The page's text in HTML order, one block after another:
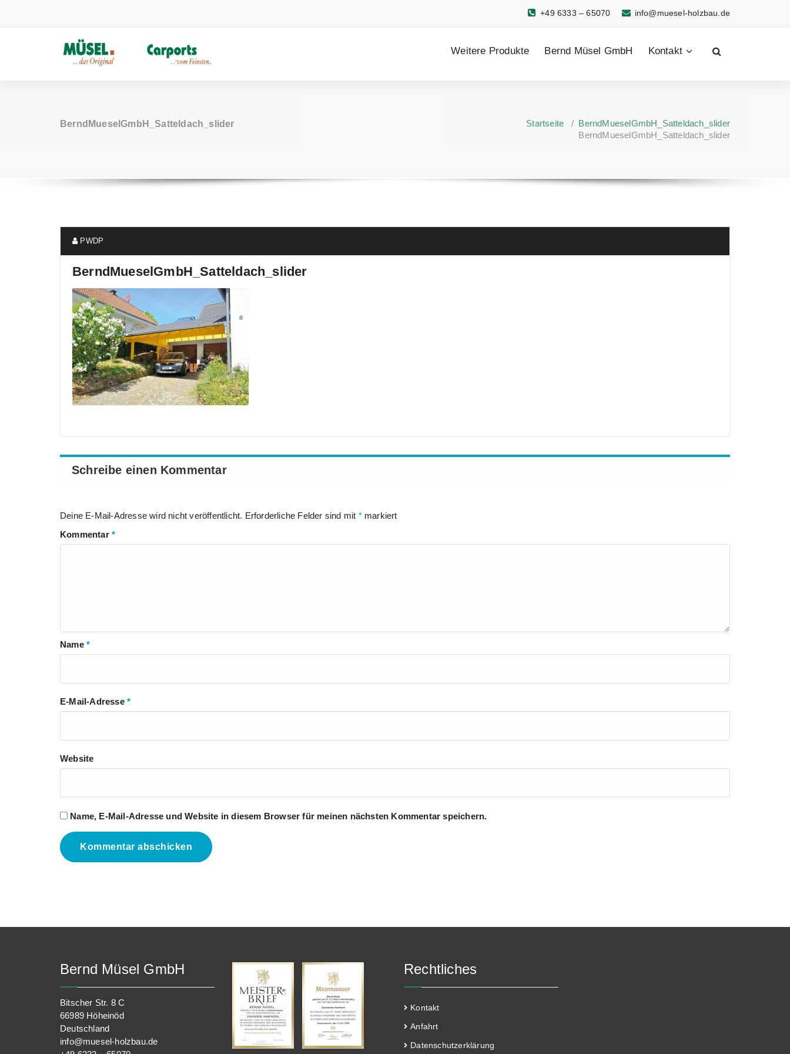
springen
info@muesel-holzbau.de
+49 6333 – 65070
Weitere Produkte Bernd Müsel GmbH Kontakt
BerndMueselGmbH_Satteldach_slider Startseite / BerndMueselGmbH_Satteldach_slider
BerndMueselGmbH_Satteldach_slider
PWDP
BerndMueselGmbH_Satteldach_slider
Schreibe einen Kommentar
Deine E-Mail-Adresse wird nicht veröffentlicht. Erforderliche Felder sind mit *markiert
Kommentar *
Name *
E-Mail-Adresse *
Website
Name, E-Mail-Adresse und Website in diesem Browser für meinen nächsten Kommentar speichern.
Bernd Müsel GmbH
Bitscher Str. 8 C
66989 Höheinöd
Deutschland
info@muesel-holzbau.de
Rechtliches
Kontakt
Anfahrt
Datenschutzerklärung